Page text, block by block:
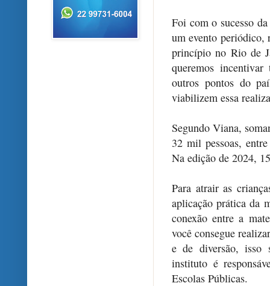
Foi com o sucesso
um evento periódico,
princípio no Rio de
queremos
outros pontos do
viabilizem essa
Segundo Viana,
32 mil pessoas,
Na edição de 2024,
Para atrair as
aplicação prática da
conexão entre a
você consegue
e de diversão, isso
instituto é
Escolas Públicas.